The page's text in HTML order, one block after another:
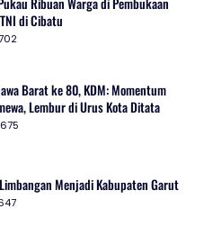
di Cibatu
Barat ke 80, KDM: Momentum
Lembur di Urus Kota Ditata
675
Menjadi Kabupaten Garut